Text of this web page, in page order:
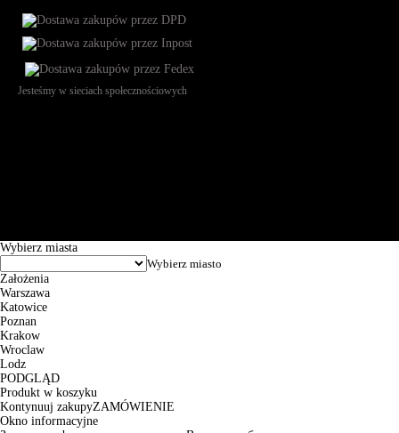
Jesteśmy w sieciach społecznościowych
Wybierz miasta
Założenia
Warszawa
Katowice
Poznan
Krakow
Wroclaw
Lodz
PODGLĄD
Produkt w koszyku
Kontynuuj zakupyZAMÓWIENIE
Okno informacyjne